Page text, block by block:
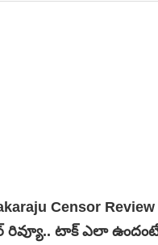
Censor
రివ్యూ.. టాక్ ఎలా